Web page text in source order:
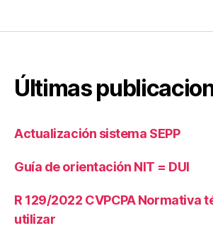
Últimas
Actualización sistema SEPP
Guía de orientación NIT = DUI
R 129/2022 CVPCPA Normativa
utilizar